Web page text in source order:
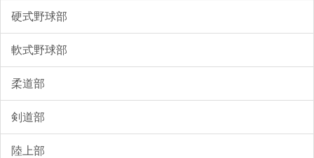
硬式野球部
軟式野球部
柔道部
剣道部
陸上部